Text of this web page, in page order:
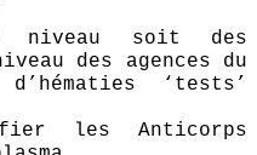
soit des
des agences du
‘tests’
les Anticorps